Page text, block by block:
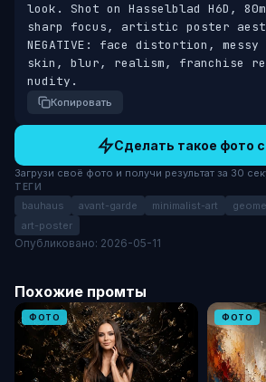
look. Shot on Hasselblad H6D,
sharp focus, artistic poster
NEGATIVE: face distortion,
skin, blur, realism, franchise
nudity.
Копировать
Сделать такое фото
Загрузи своё фото и получи результат за 30
ТЕГИ
bauhaus avant-garde minimalist-art
art-poster
Опубликовано: 2026-05-11
Похожие промты
ФОТО ФОТО